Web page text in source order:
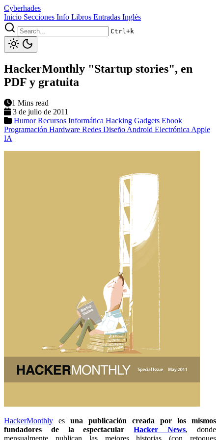
Cyberhades
Inicio Secciones Info Libros Entradas Inglés
Ctrl+k
HackerMonthly "Startup stories", en
PDF y gratuita
1 Mins read
3 de julio de 2011
HumorRecursos Informática Hacking Gadgets Ebook
Programación Hardware Redes Diseño Android Electrónica Apple
IA
HackerMonthly es una publicación creada por los mismos
fundadores de la espectacularHacker News, donde
mensualmente publican las mejores historias (con retoques